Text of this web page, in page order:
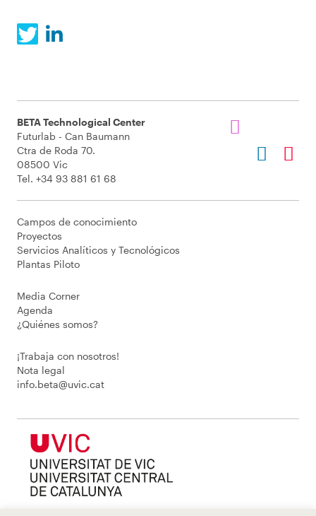
BETA Technological Center
Futurlab - Can Baumann
Ctra de Roda 70.
08500 Vic
Tel. +34 93 881 61 68
Campos de conocimiento
Proyectos
Servicios Analíticos y Tecnológicos
Plantas Piloto
Media Corner
Agenda
¿Quiénes somos?
¡Trabaja con nosotros!
Nota legal
info.beta@uvic.cat